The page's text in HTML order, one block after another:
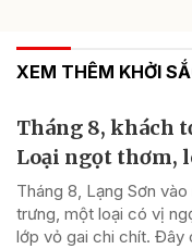
XEM THÊM KHỞI
Tháng 8, khách
Loại ngọt thơm,
Tháng 8, Lạng Sơn
trưng, một loại có vị
lớp vỏ gai chi chít. Đây